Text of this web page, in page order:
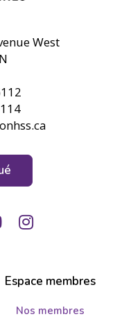
West
Instagram
Espace membres
Nos membres